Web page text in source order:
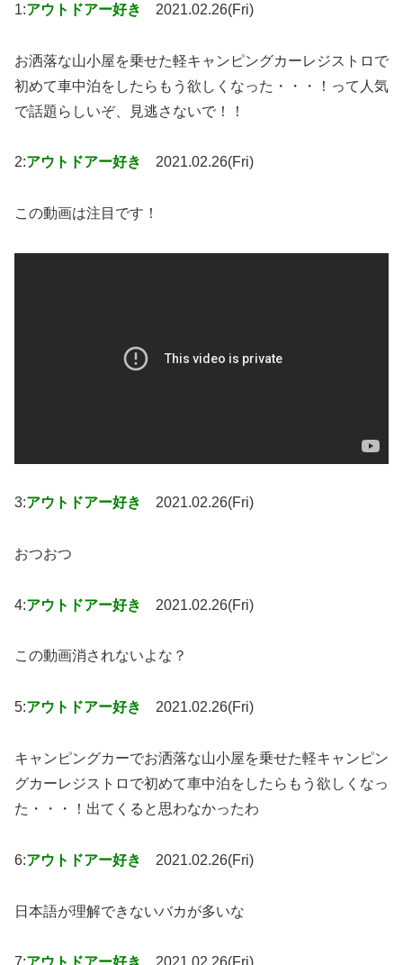
1:アウトドアー好き 2021.02.26(Fri)
お洒落な山小屋を乗せた軽キャンピングカーレジストロで
初めて車中泊をしたらもう欲しくなった・・・！って人気
で話題らしいぞ、見逃さないで！！
2:アウトドアー好き 2021.02.26(Fri)
この動画は注目です！
3:アウトドアー好き 2021.02.26(Fri)
おつおつ
4:アウトドアー好き 2021.02.26(Fri)
この動画消されないよな？
5:アウトドアー好き 2021.02.26(Fri)
キャンピングカーでお洒落な山小屋を乗せた軽キャンピン
グカーレジストロで初めて車中泊をしたらもう欲しくなっ
た・・・！出てくると思わなかったわ
6:アウトドアー好き 2021.02.26(Fri)
日本語が理解できないバカが多いな